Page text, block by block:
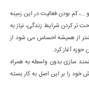
کم بودن فعالیت در این زمینه
تر کردن شرایط زندگی، نیاز به
از همیشه احساس می شود از
سازی بدون واسطه به همراه
خود را بر این اصل به کار بسته